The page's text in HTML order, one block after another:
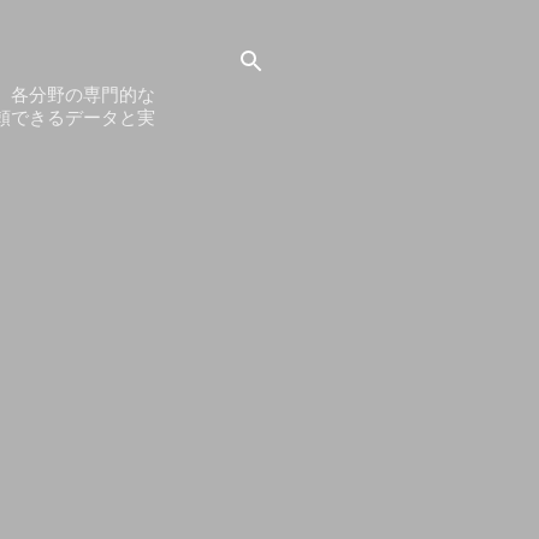
各分野の専門的な
できるデータと実